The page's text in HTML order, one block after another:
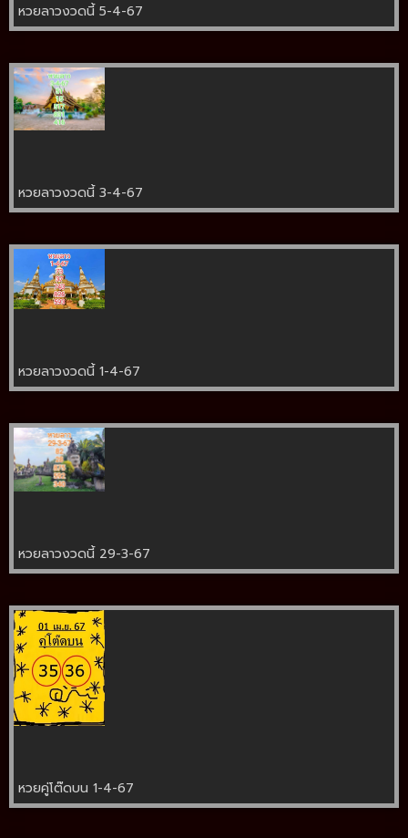
หวยลาวงวดนี้ 5-4-67
หวยลาวงวดนี้ 3-4-67
หวยลาวงวดนี้ 1-4-67
หวยลาวงวดนี้ 29-3-67
หวยคู่โต๊ดบน 1-4-67